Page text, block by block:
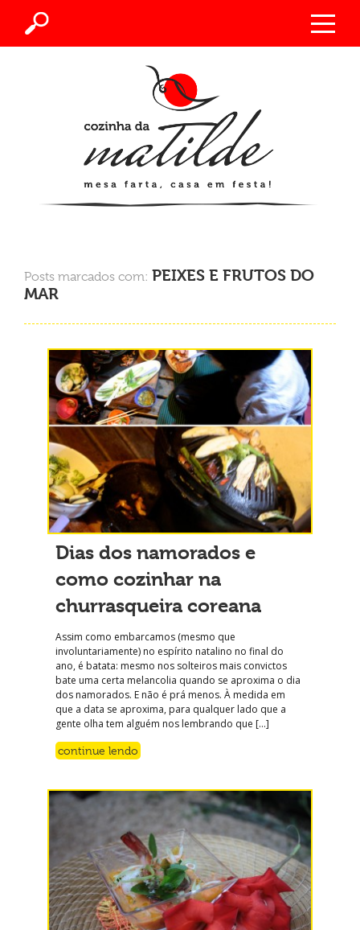
Posts marcados com: PEIXES E FRUTOS DO
MAR
Dias dos namorados e
como cozinhar na
churrasqueira coreana
Assim como embarcamos (mesmo que
involuntariamente) no espírito natalino no final do
ano, é batata: mesmo nos solteiros mais convictos
bate uma certa melancolia quando se aproxima o dia
dos namorados. E não é prá menos. À medida em
que a data se aproxima, para qualquer lado que a
gente olha tem alguém nos lembrando que […]
continue lendo